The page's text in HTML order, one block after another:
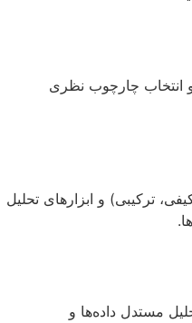
انتخاب چارچوب نظری
ترکیبی) و ابزارهای تحلیل
مستدل داده‌ها و